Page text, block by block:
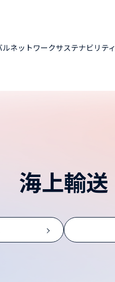
ルネットワークサステナビリティ
海上輸送